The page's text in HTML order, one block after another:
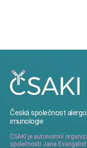
Česká společnost
imunologie
ČSAKI je autonomní
společnosti Jana